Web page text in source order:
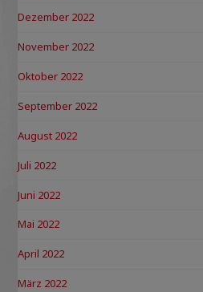
Dezember 2022
November 2022
Oktober 2022
September 2022
August 2022
Juli 2022
Juni 2022
Mai 2022
April 2022
März 2022